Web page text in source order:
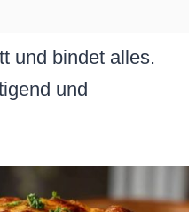
und bindet alles.
und